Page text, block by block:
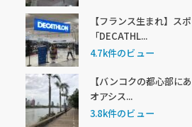
【フランス生まれ】ス
「DECATHL...
4.7k件のビュー
【バンコクの都心部に
オアシス...
3.8k件のビュー